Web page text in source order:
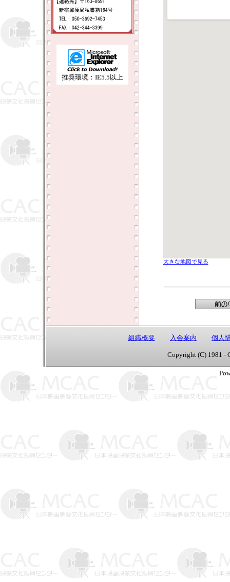
推奨環境：IE5.5以上
大きな地図で見る
組織概要 入会案内 個人
Copyright (C) 1981 -